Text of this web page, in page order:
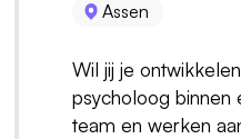
Assen
Wil jij je
psycholoog binnen
team en werken